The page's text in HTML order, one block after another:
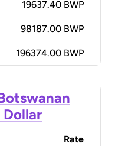
19637.40 BWP
98187.00 BWP
196374.00 BWP
Rate